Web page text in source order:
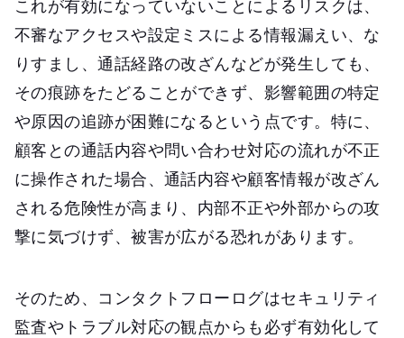
これが有効になっていないことによるリスクは、
不審なアクセスや設定ミスによる情報漏えい、な
りすまし、通話経路の改ざんなどが発生しても、
その痕跡をたどることができず、影響範囲の特定
や原因の追跡が困難になるという点です。特に、
顧客との通話内容や問い合わせ対応の流れが不正
に操作された場合、通話内容や顧客情報が改ざん
される危険性が高まり、内部不正や外部からの攻
撃に気づけず、被害が広がる恐れがあります。
そのため、コンタクトフローログはセキュリティ
監査やトラブル対応の観点からも必ず有効化して